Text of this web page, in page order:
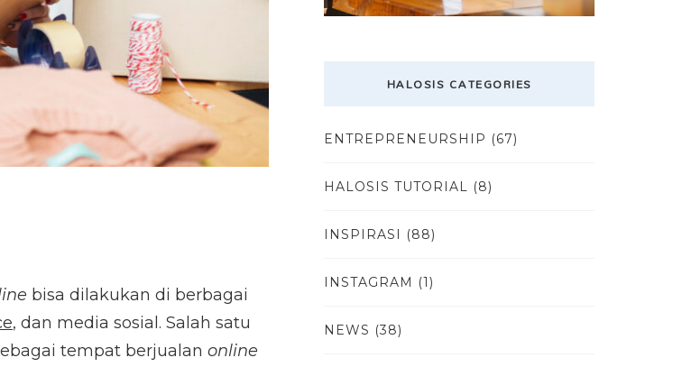
bisa dilakukan di berbagai
, dan media sosial. Salah satu
tempat berjualan online
HALOSIS CATEGORIES
ENTREPRENEURSHIP (67)
HALOSIS TUTORIAL (8)
INSPIRASI (88)
INSTAGRAM (1)
NEWS (38)